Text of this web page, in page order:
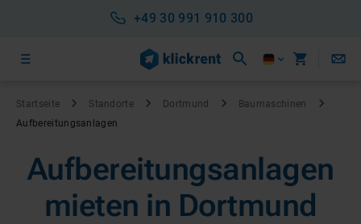
+49 30 991 910 300
Startseite Standorte Dortmund
Baumaschinen
Aufbereitungsanlagen
Aufbereitungsanlagen
mieten in Dortmund